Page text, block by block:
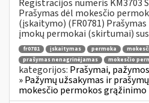
Registracijos numeris KM3703
Prašymas dėl mokesčio
(įskaitymo) (FR0781)
įmokų permokai (skirtumai)
fr0781 įskaitymas permoka
prašymas nenagrinėjamas
mokesčio
kategorijos: Prašymai,
» Pažymų užsakymas ir
mokesčio permokos grąžinimo